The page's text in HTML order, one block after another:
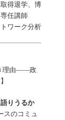
得退学、博
任講師
ワーク分析
理由――政
りうるか
のコミュ